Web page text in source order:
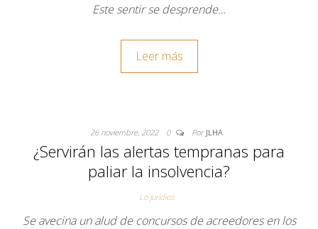
Este sentir se desprende…
Leer más
26 noviembre, 2022 0 Por JLHA
¿Servirán las alertas tempranas para
paliar la insolvencia?
Lo jurídico
Se avecina un alud de concursos de acreedores en los